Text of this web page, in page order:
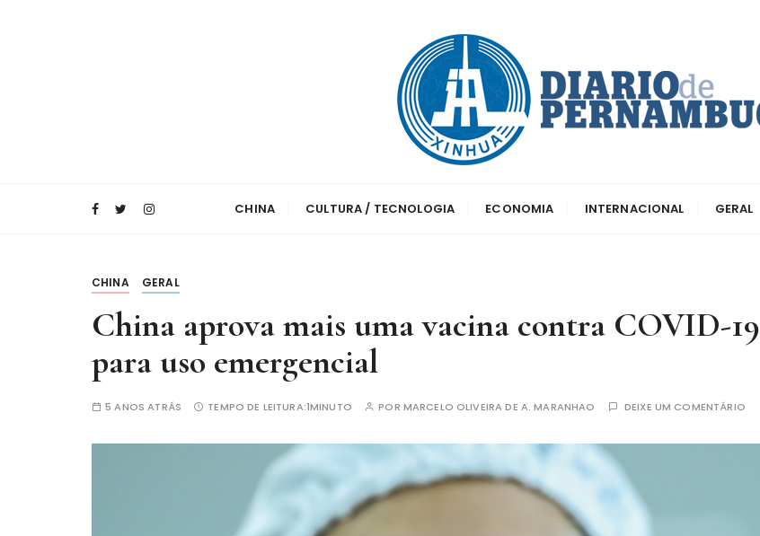
Xinhua – Diario de Pernambuco
CHINA CULTURA / TECNOLOGIA ECONOMIA INTERNACIONAL GERAL
CHINA GERAL
China aprova mais uma vacina contra COVID-19
para uso emergencial
5 ANOS ATRÁS TEMPO DE LEITURA:1MINUTO POR MARCELO OLIVEIRA DE A. MARANHAO DEIXE UM COMENTÁRIO